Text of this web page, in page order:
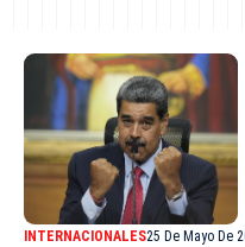
INTERNACIONALES25 De Mayo De